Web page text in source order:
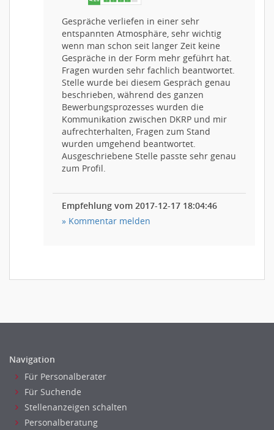
Gespräche verliefen in einer sehr
entspannten Atmosphäre, sehr wichtig
wenn man schon seit langer Zeit keine
Gespräche in der Form mehr geführt hat.
Fragen wurden sehr fachlich beantwortet.
Stelle wurde bei diesem Gespräch genau
beschrieben, während des ganzen
Bewerbungsprozesses wurden die
Kommunikation zwischen DKRP und mir
aufrechterhalten, Fragen zum Stand
wurden umgehend beantwortet.
Ausgeschriebene Stelle passte sehr genau
zum Profil.
Empfehlung vom 2017-12-17 18:04:46
» Kommentar melden
Navigation
Für Personalberater
Für Suchende
Stellenanzeigen schalten
Personalberatung